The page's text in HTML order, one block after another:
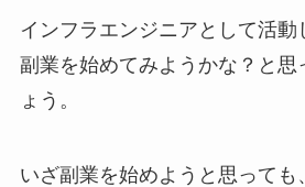
インフラエンジニアとして活動
副業を始めてみようかな？と思
ょう。
いざ副業を始めようと思っても